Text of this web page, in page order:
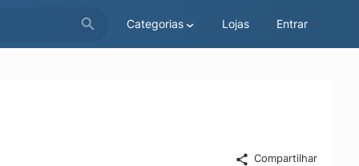
Categorias Lojas Entrar
Compartilhar